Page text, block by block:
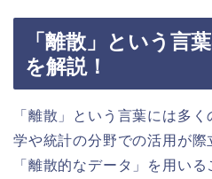
「離散」という言
を解説！
「離散」という言葉には多
学や統計の分野での活用が際
「離散的なデータ」を用い